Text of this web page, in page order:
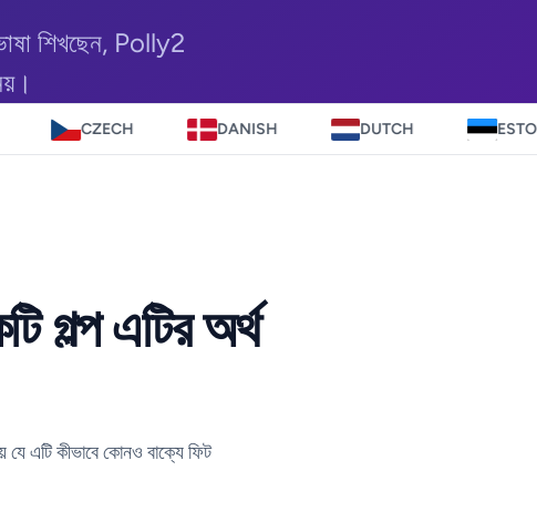
শিখছেন, Polly2
DANISH DUTCH ESTONIAN
গল্প এটির অর্থ
যে এটি কীভাবে কোনও বাক্যে ফিট